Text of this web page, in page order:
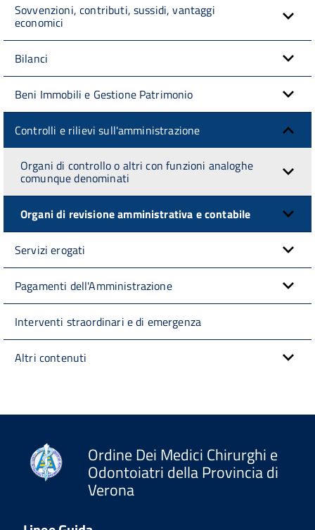
Sovvenzioni, contributi, sussidi, vantaggi
economici
Bilanci
Beni Immobili e Gestione Patrimonio
Controlli e rilievi sull'amministrazione
Organi di controllo o altri con funzioni analoghe
comunque denominati
Organi di revisione amministrativa e contabile
Servizi erogati
Pagamenti dell'Amministrazione
Interventi straordinari e di emergenza
Altri contenuti
Ordine Dei Medici Chirurghi e
Odontoiatri della Provincia di
Verona